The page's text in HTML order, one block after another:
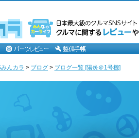
んカラ > ブログ > ブログ一覧 [陽炎＠1号機]